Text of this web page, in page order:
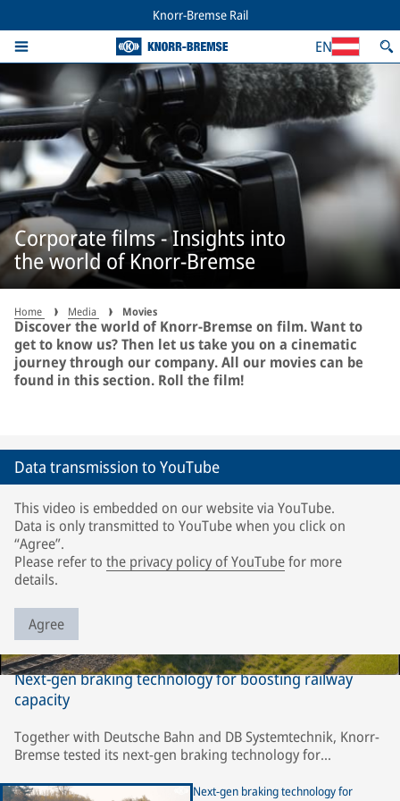
Knorr-Bremse Rail
EN
Corporate films - Insights into
the world of Knorr-Bremse
Home Media Movies
Discover the world of Knorr-Bremse on film. Want to
get to know us? Then let us take you on a cinematic
journey through our company. All our movies can be
found in this section. Roll the film!
Data transmission to YouTube
This video is embedded on our website via YouTube.
Data is only transmitted to YouTube when you click on
“Agree”.
Please refer to the privacy policy of YouTubefor more
details.
Agree
Next-gen braking technology for boosting railway
capacity
Together with Deutsche Bahn and DB Systemtechnik, Knorr-
Bremse tested its next-gen braking technology for
demanding wheel/rail adhesion conditions. Within the
Next-gen braking technology for